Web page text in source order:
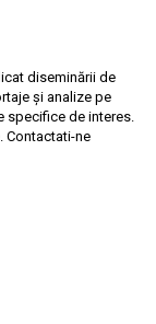
diseminării de
și analize pe
specifice de interes.
Contactati-ne